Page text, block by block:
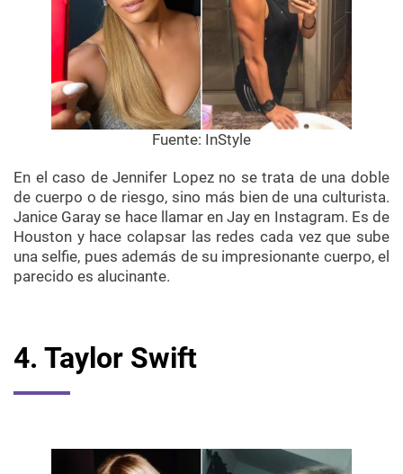
Fuente: InStyle
En el caso de Jennifer Lopez no se trata de una doble
de cuerpo o de riesgo, sino más bien de una culturista.
Janice Garay se hace llamar en Jay en Instagram. Es de
Houston y hace colapsar las redes cada vez que sube
una selfie, pues además de su impresionante cuerpo, el
parecido es alucinante.
4. Taylor Swift